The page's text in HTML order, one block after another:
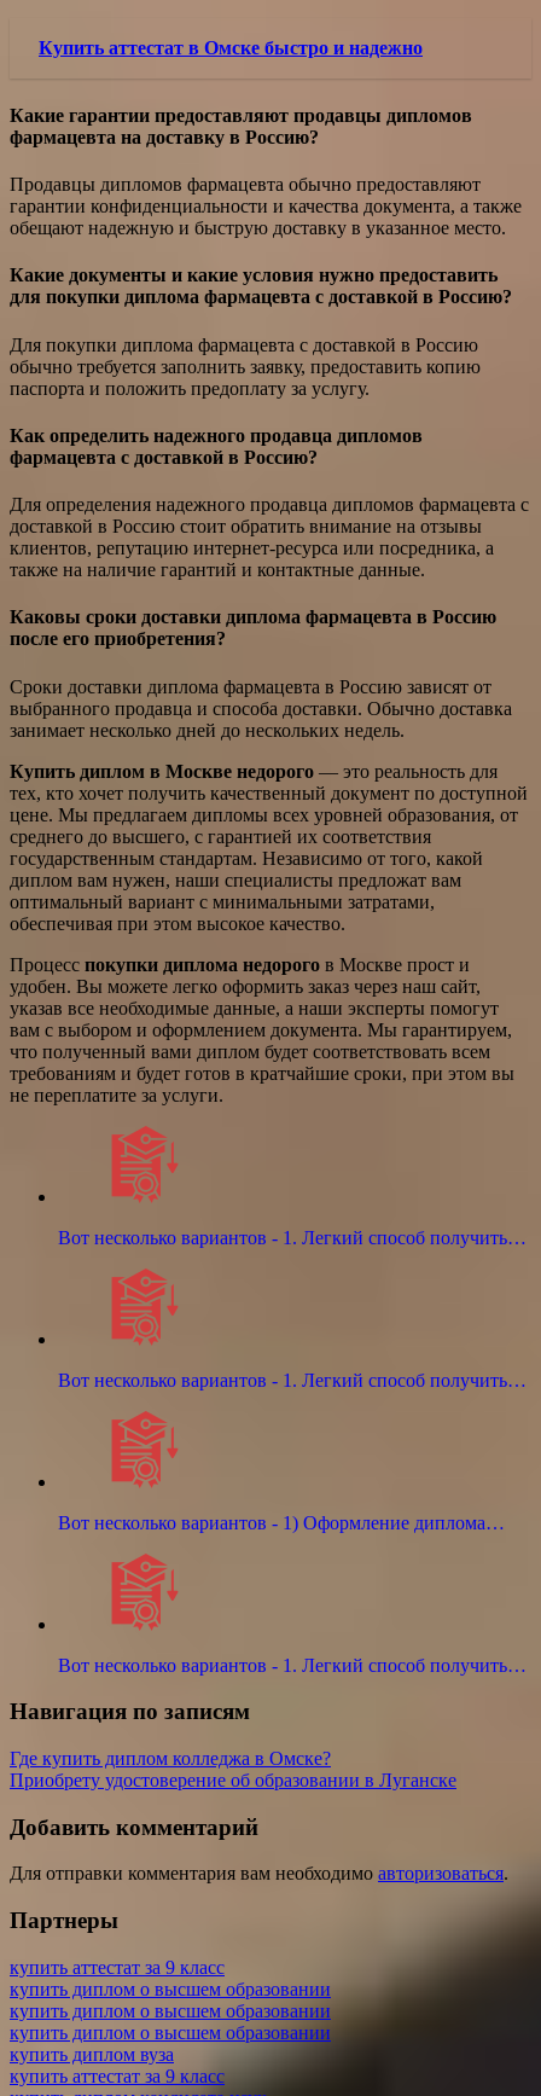
Купить аттестат в Омске быстро и надежно
Какие гарантии предоставляют продавцы дипломов
фармацевта на доставку в Россию?
Продавцы дипломов фармацевта обычно предоставляют
гарантии конфиденциальности и качества документа, а также
обещают надежную и быструю доставку в указанное место.
Какие документы и какие условия нужно предоставить
для покупки диплома фармацевта с доставкой в Россию?
Для покупки диплома фармацевта с доставкой в Россию
обычно требуется заполнить заявку, предоставить копию
паспорта и положить предоплату за услугу.
Как определить надежного продавца дипломов
фармацевта с доставкой в Россию?
Для определения надежного продавца дипломов фармацевта с
доставкой в Россию стоит обратить внимание на отзывы
клиентов, репутацию интернет-ресурса или посредника, а
также на наличие гарантий и контактные данные.
Каковы сроки доставки диплома фармацевта в Россию
после его приобретения?
Сроки доставки диплома фармацевта в Россию зависят от
выбранного продавца и способа доставки. Обычно доставка
занимает несколько дней до нескольких недель.
Купить диплом в Москве недорого — это реальность для
тех, кто хочет получить качественный документ по доступной
цене. Мы предлагаем дипломы всех уровней образования, от
среднего до высшего, с гарантией их соответствия
государственным стандартам. Независимо от того, какой
диплом вам нужен, наши специалисты предложат вам
оптимальный вариант с минимальными затратами,
обеспечивая при этом высокое качество.
Процесс покупки диплома недорого в Москве прост и
удобен. Вы можете легко оформить заказ через наш сайт,
указав все необходимые данные, а наши эксперты помогут
вам с выбором и оформлением документа. Мы гарантируем,
что полученный вами диплом будет соответствовать всем
требованиям и будет готов в кратчайшие сроки, при этом вы
не переплатите за услуги.
Вот несколько вариантов - 1. Легкий способ получить…
Вот несколько вариантов - 1. Легкий способ получить…
Вот несколько вариантов - 1) Оформление диплома…
Вот несколько вариантов - 1. Легкий способ получить…
Навигация по записям
Где купить диплом колледжа в Омске?
Приобрету удостоверение об образовании в Луганске
Добавить комментарий
Для отправки комментария вам необходимо авторизоваться.
Партнеры
купить аттестат за 9 класс
купить диплом о высшем образовании
купить диплом о высшем образовании
купить диплом о высшем образовании
купить диплом вуза
купить аттестат за 9 класс